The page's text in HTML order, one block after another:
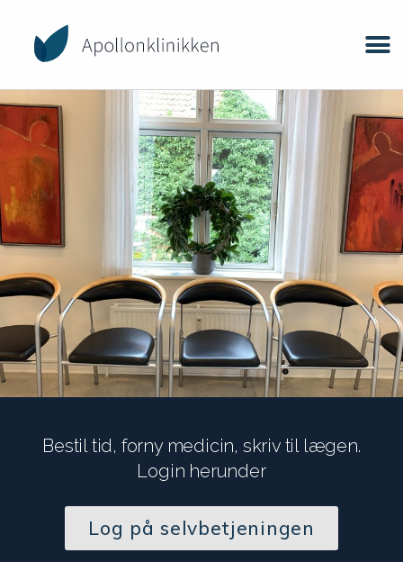
Bestil tid, forny medicin, skriv til lægen.
Login herunder
Log på selvbetjeningen